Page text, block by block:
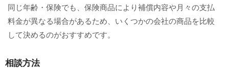
同じ年齢・保険でも、保険商品により補償内容や月々の支払
料金が異なる場合があるため、いくつかの会社の商品を比較
して決めるのがおすすめです。
相談方法